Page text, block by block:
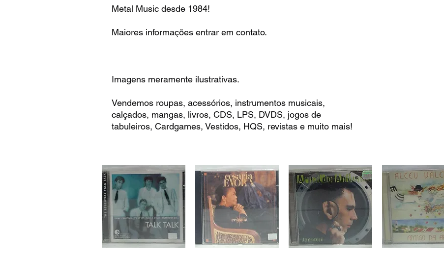
Metal Music desde 1984!
Maiores informações entrar em contato.
Imagens meramente ilustrativas.
Vendemos roupas, acessórios, instrumentos musicais,
calçados, mangas, livros, CDS, LPS, DVDS, jogos de
tabuleiros, Cardgames, Vestidos, HQS, revistas e muito mais!